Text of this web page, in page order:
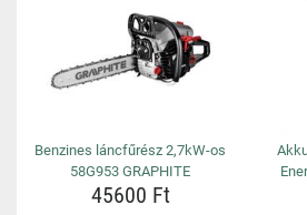
Benzines láncfűrész 2,7kW-os
58G953 GRAPHITE
45600 Ft